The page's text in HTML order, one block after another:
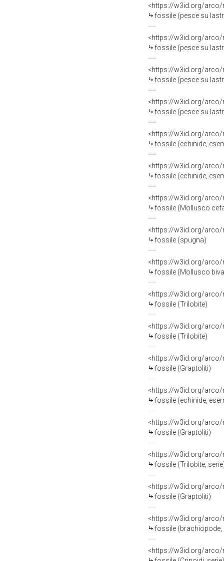
<https://w3id.org/arco/
fossile (pesce su
<https://w3id.org/arco/
fossile (pesce su
<https://w3id.org/arco/
fossile (pesce su
<https://w3id.org/arco/
fossile (pesce su
<https://w3id.org/arco/
fossile (echinide,
<https://w3id.org/arco/
fossile (echinide,
<https://w3id.org/arco/
fossile (Mollusco
<https://w3id.org/arco/
fossile (spugna)
<https://w3id.org/arco/
fossile (Mollusco
<https://w3id.org/arco/
fossile (Trilobite)
<https://w3id.org/arco/
fossile (Trilobite)
<https://w3id.org/arco/
fossile (Graptoliti)
<https://w3id.org/arco/
fossile (echinide,
<https://w3id.org/arco/
fossile (Graptoliti)
<https://w3id.org/arco/
fossile (Trilobite,
<https://w3id.org/arco/
fossile (Graptoliti)
<https://w3id.org/arco/
fossile (brachiopode,
<https://w3id.org/arco/